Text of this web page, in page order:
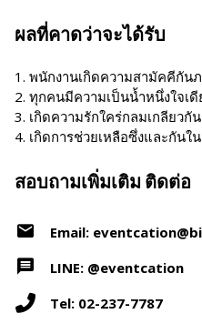
ผลที่คาดว่าจะได้รับ
1. พนักงานเกิดความสามัคคีกัน
2. ทุกคนมีความเป็นน้ำหนึ่งใจเ
3. เกิดความรักใคร่กลมเกลียวกั
4. เกิดการช่วยเหลือซึ่งและกันใ
สอบถามเพิ่มเติม ติดต่อ
Email:
LINE: @eventcation
Tel: 02-237-7787